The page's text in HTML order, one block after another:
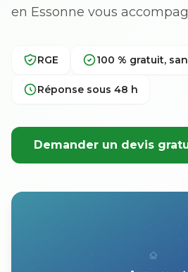
en Essonne vous
RGE 100 % gratuit,
Réponse sous 48 h
Demander un devis